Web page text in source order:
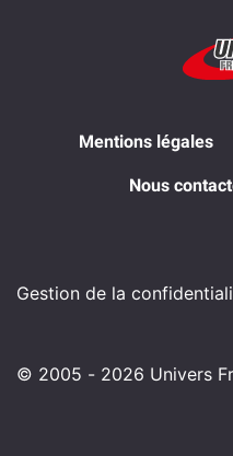
Mentions légales
Nous
Gestion de la
© 2005 - 2026 Univers